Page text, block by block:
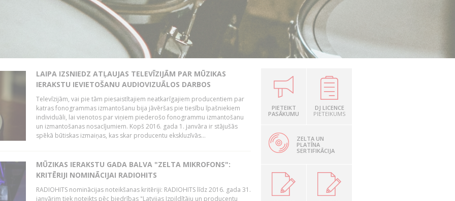
LAIPA IZSNIEDZ ATĻAUJAS TELEVĪZIJĀM PAR MŪZIKAS
IERAKSTU IEVIETOŠANU AUDIOVIZUĀLOS DARBOS
Televīzijām, vai pie tām piesaistītajiem neatkarīgajiem producentiem par
katras fonogrammas izmantošanu bija jāvēršas pie tiesību īpašniekiem
individuāli, lai vienotos par viņiem piederošo fonogrammu izmantošanu
un izmantošanas nosacījumiem. Kopš 2016. gada 1. janvāra ir stājušās
spēkā būtiskas izmaiņas, kas skar producentu ekskluzīvās...
MŪZIKAS IERAKSTU GADA BALVA "ZELTA MIKROFONS":
KRITĒRIJI NOMINĀCIJAI RADIOHITS
RADIOHITS nominācijas noteikšanas kritēriji: RADIOHITS līdz 2016. gada 31.
janvārim tiek noteikts pēc biedrības "Latvijas Izpildītāju un producentu
PIETEIKT
PASĀKUMU
DJ LICENCE
PIETEIKUMS
ZELTA UN
PLATĪNA
SERTIFIKĀCIJA